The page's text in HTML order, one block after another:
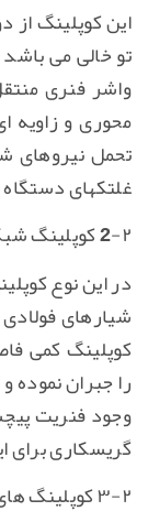
این کوپلینگ از
تو خالی می
واشر فنری
محوری و زاویه
تحمل نیروهای
غلتکهای
2-۲ کوپلینگ شبکه ای (فالک)
در این نوع
شیارهای
کوپلینگ کمی
را جبران نموده
وجود فنریت
گریسکاری برای
۳-۲ کوپلینگ های زنجیری